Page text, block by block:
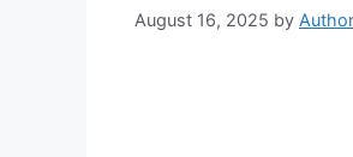
August 16, 2025 by Author